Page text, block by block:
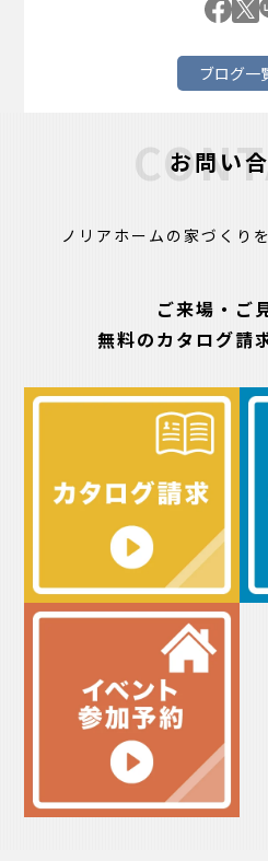
ブログ一
お問い
ノリアホームの家づくり
ご来場・ご
無料のカタログ請